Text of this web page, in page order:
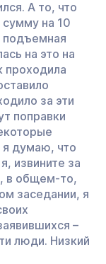
А то, что
на 10
подъемная
на это на
проходила
за эти
поправки
я думаю, что
извините за
в общем-то,
заседании, я
–
люди. Низкий